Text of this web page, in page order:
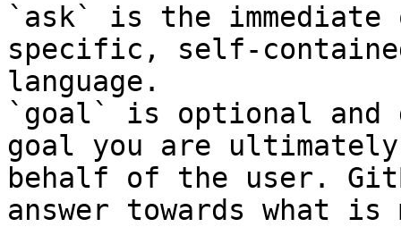
`ask` is the
specific, self-
language.
`goal` is optional and
goal you are
behalf of the user.
answer towards what